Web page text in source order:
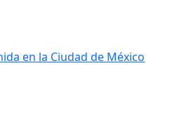
en la Ciudad de México